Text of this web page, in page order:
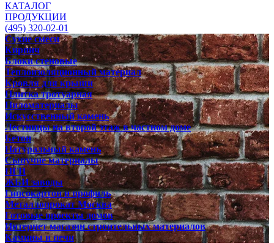
КАТАЛОГ
ПРОДУКЦИИ
(495) 320-02-01
Сухие смеси
Кирпич
Блоки стеновые
Теплоизоляционный материал
Кровля для крыши
Плитка тротуарная
Пиломатериалы
Искусственный камень
Лестницы на второй этаж в частном доме
Бетон
Натуральный камень
Сыпучие материалы
ПГП
ЖБИ заводы
Гипсокартон и профиль
Металлопрокат Москва
Готовые проекты домов
Интернет магазин строительных материалов
Камины и печи